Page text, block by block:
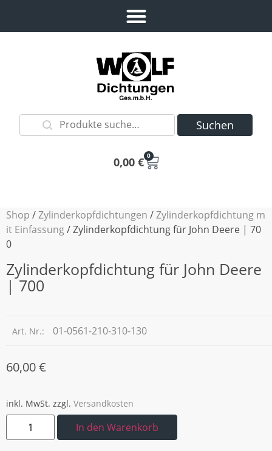
Suchen
0,00 € 0
Shop /Zylinderkopfdichtungen /Zylinderkopfdichtung m
it Einfassung/ Zylinderkopfdichtung für John Deere | 70
0
Zylinderkopfdichtung für John Deere
| 700
Art. Nr.: 01-0561-210-310-130
60,00€
inkl. MwSt. zzgl. Versandkosten
In den Warenkorb